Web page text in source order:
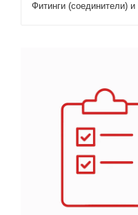
Фитинги (соединители) и